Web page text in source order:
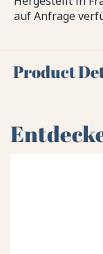
auf Anfrage
Product